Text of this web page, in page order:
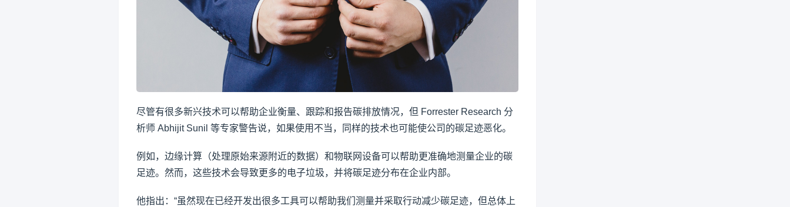
尽管有很多新兴技术可以帮助企业衡量、跟踪和报告碳排放情况，但 Forrester Research 分
析师 Abhijit Sunil 等专家警告说，如果使用不当，同样的技术也可能使公司的碳足迹恶化。
例如，边缘计算（处理原始来源附近的数据）和物联网设备可以帮助更准确地测量企业的碳
足迹。然而，这些技术会导致更多的电子垃圾，并将碳足迹分布在企业内部。
他指出：“虽然现在已经开发出很多工具可以帮助我们测量并采取行动减少碳足迹，但总体上